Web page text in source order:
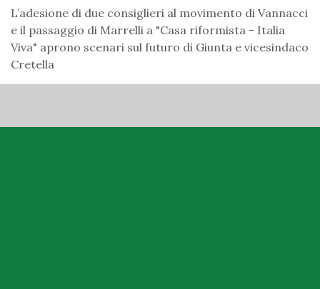
L’adesione di due consiglieri al movimento di Vannacci
e il passaggio di Marrelli a "Casa riformista - Italia
Viva" aprono scenari sul futuro di Giunta e vicesindaco
Cretella